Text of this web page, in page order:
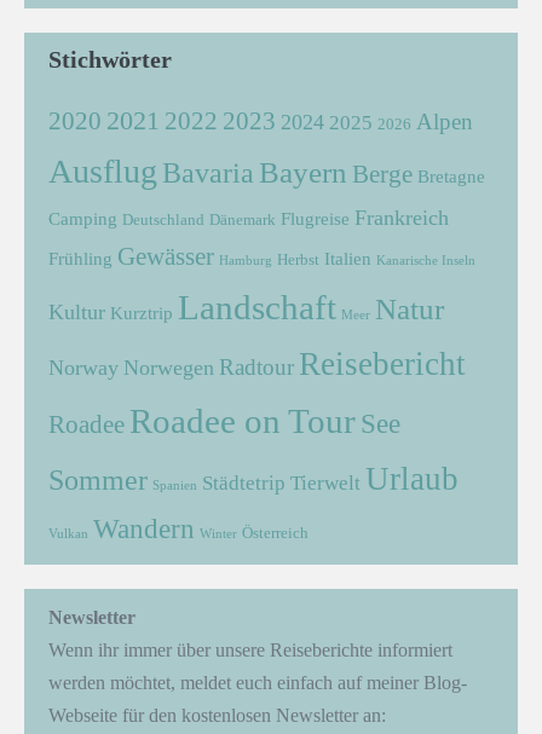
Stichwörter
2020 2021 2022 2023 2024 2025 2026 Alpen
Ausflug Bavaria Bayern Berge Bretagne
Camping Deutschland Dänemark Flugreise Frankreich
Frühling Gewässer Hamburg Herbst Italien Kanarische Inseln
Kultur Kurztrip Landschaft Meer Natur
Norway Norwegen Radtour Reisebericht
Roadee Roadee on Tour See
Sommer Spanien Städtetrip Tierwelt Urlaub
Vulkan Wandern Winter Österreich
Newsletter
Wenn ihr immer über unsere Reiseberichte informiert
werden möchtet, meldet euch einfach auf meiner Blog-
Webseite für den kostenlosen Newsletter an: